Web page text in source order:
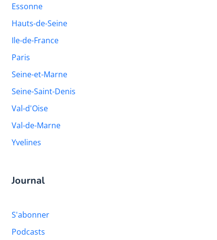
Essonne
Hauts-de-Seine
Ile-de-France
Paris
Seine-et-Marne
Seine-Saint-Denis
Val-d'Oise
Val-de-Marne
Yvelines
Journal
S'abonner
Podcasts